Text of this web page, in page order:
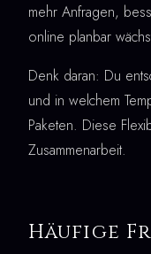
mehr Anfragen,
online planbar
Denk daran: Du
und in welchem
Paketen. Diese
Zusammenarbeit.
Häufige